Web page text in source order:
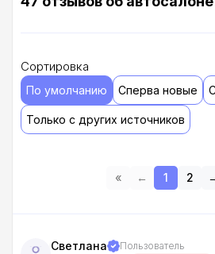
Сортировка
По умолчанию Сперва новые
Только с других источников
« ← 1 2
Светлана
Пользователь